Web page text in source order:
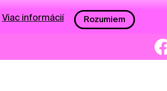
Viac informácií Rozumiem